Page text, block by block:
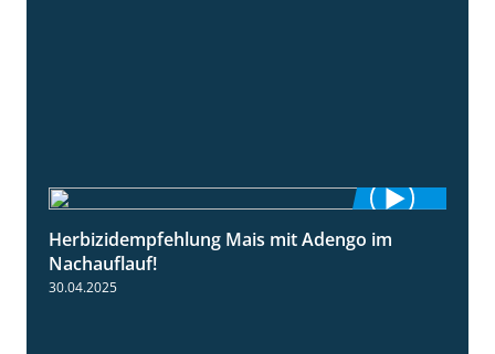
1:27
Herbizidempfehlung Mais mit Adengo im
Nachauflauf!
30.04.2025